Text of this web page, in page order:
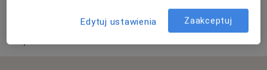
Edytuj ustawienia Zaakceptuj